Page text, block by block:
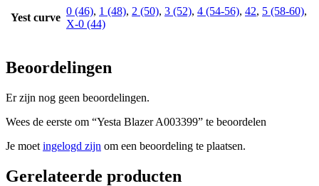
Yest curve
0 (46), 1 (48), 2 (50), 3 (52), 4 (54-56), 42, 5 (58-60),
X-0 (44)
Beoordelingen
Er zijn nog geen beoordelingen.
Wees de eerste om “Yesta Blazer A003399” te beoordelen
Je moet ingelogd zijn om een beoordeling te plaatsen.
Gerelateerde producten